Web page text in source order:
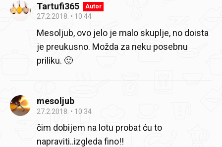
Tartufi365 Autor
27.2.2018. 10:44
Mesoljub, ovo jelo je malo skuplje, no doista
je preukusno. Možda za neku posebnu
priliku. 🙂
mesoljub
27.2.2018. 10:34
čim dobijem na lotu probat ću to
napraviti..izgleda fino!!